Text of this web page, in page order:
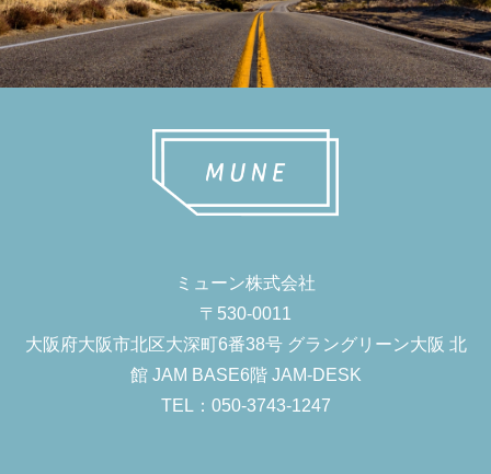
ミューン株式会社
〒530-0011
大阪府大阪市北区大深町6番38号 グラングリーン大阪 北
館 JAM BASE6階 JAM-DESK
TEL：050-3743-1247